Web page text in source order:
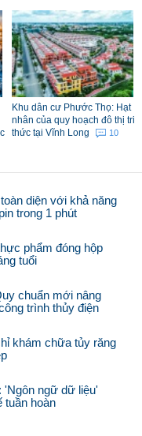
Khu dân cư Phước Thọ: Hạt
nhân của quy hoạch đô thị tri
thức tại Vĩnh Long
10
diện với khả năng
trong 1 phút
phẩm đóng hộp
tuổi
chuẩn mới nâng
trình thủy điện
khám chữa tủy răng
'Ngôn ngữ dữ liệu'
tuần hoàn